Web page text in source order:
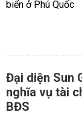
Đại diện Sun
nghĩa vụ tài
BĐS